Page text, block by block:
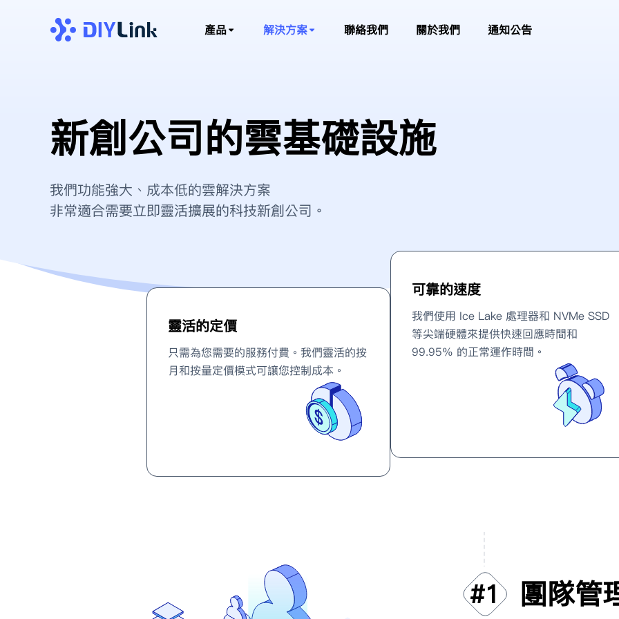
產品 解決方案 聯絡我們 關於我們 通知公告
新創公司的雲基礎設施
我們功能強大、成本低的雲解決方案
非常適合需要立即靈活擴展的科技新創公司。
靈活的定價
只需為您需要的服務付費。我們靈活的按
月和按量定價模式可讓您控制成本。
可靠的速度
我們使用 Ice Lake 處理器和 NVMe SSD
等尖端硬體來提供快速回應時間和
99.95% 的正常運作時間。
團隊管
#1